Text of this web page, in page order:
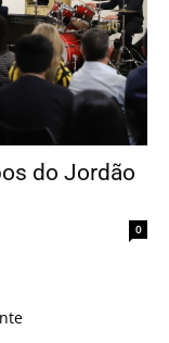
do Jordão
0